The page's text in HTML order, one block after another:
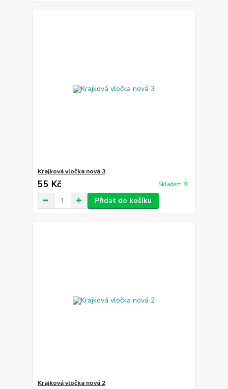
Krajková vločka nová 3
55 Kč Skladem 8
Přidat do košíku
Krajková vločka nová 2